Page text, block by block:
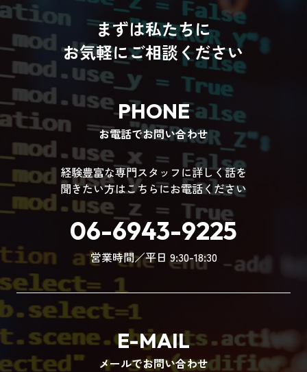
まずは私たちに
お気軽にご相談ください
PHONE
お電話でお問い合わせ
経験豊富な専門スタッフに詳しく話を
聞きたい方はこちらにお電話ください
06-6943-9225
営業時間／平日 9:30-18:30
E-MAIL
メールでお問い合わせ